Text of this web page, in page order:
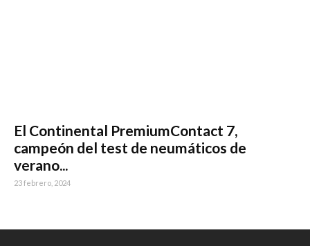
El Continental PremiumContact 7,
campeón del test de neumáticos de
verano...
23 febrero, 2024